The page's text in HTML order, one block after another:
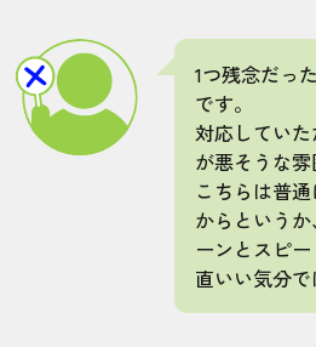
1つ残念だっ
です。
対応してい
が悪そうな雰
こちらは普
からという
ーンとスピ
直いい気分で